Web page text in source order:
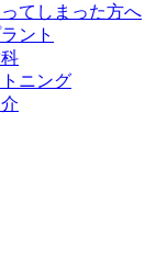
てしまった方へ
ント
ニング